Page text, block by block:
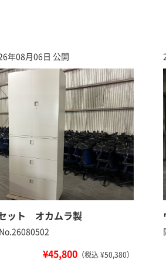
年08月06日 公開
セット オカムラ製
¥45,800 （税込 ¥50,380）